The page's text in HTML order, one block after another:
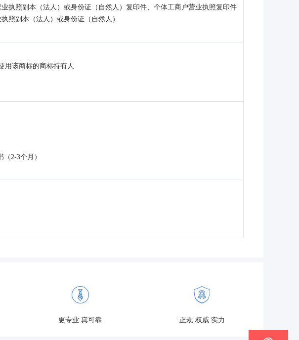
执照副本（法人）或身份证（自然人）复印件、个体工商户营业执照复印件
照副本（法人）或身份证（自然人）
用该商标的商标持有人
2-3个月）
更专业 真可靠 正规 权威 实力